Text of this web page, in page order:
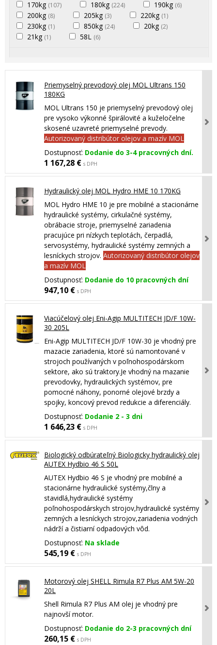
170kg (107) 180kg (224) 190kg (6)
200kg (8) 205kg (3) 220kg (1)
230kg (1) 850kg (24) 20kg (2)
21kg (1) 58L (6)
Priemyselný prevodový olej MOL Ultrans 150
180KG
MOL Ultrans 150 je priemyselný prevodový olej
pre vysoko výkonné špirálovité a kuželočelne
skosené uzavreté priemyselné prevody.
Autorizovaný distribútor olejov a mazív MOL
Dostupnosť: Dodanie do 3-4 pracovných dní.
1 167,28 € s DPH
Hydraulický olej MOL Hydro HME 10 170KG
MOL Hydro HME 10 je pre mobilné a stacionárne
hydraulické systémy, cirkulačné systémy,
obrábacie stroje, priemyselné zariadenia
pracujúce pri nízkych teplotách, čerpadlá,
servosystémy, hydraulické systémy zemných a
lesníckych strojov. Autorizovaný distribútor olejov
a mazív MOL
Dostupnosť: Dodanie do 10 pracovných dní
947,10 € s DPH
Viacúčelový olej Eni-Agip MULTITECH JD/F 10W-
30 205L
Eni-Agip MULTITECH JD/F 10W-30 je vhodný pre
mazacie zariadenia, ktoré sú namontované v
strojoch používaných v poľnohospodárskom
sektore, ako sú traktory.Je vhodný na mazanie
prevodovky, hydraulických systémov, pre
pomocné náhony, ponorné olejové brzdy a
spojky, koncový prevod redukcie a diferenciály.
Dostupnosť: Dodanie 2 - 3 dni
1 646,23 € s DPH
Biologický odbúrateľný Biologicky hydraulický olej
AUTEX Hydbio 46 S 50L
AUTEX Hydbio 46 S je vhodný pre mobilné a
stacionárne hydraulické systémy,člny a
stavidlá,hydraulické systémy
poľnohospodárskych strojov,hydraulické systémy
zemných a lesníckych strojov,zariadenia vodných
nádrží a čistiarní odpadových vôd.
Dostupnosť: Na sklade
545,19 € s DPH
Motorový olej SHELL Rimula R7 Plus AM 5W-20
20L
Shell Rimula R7 Plus AM olej je vhodný pre
najnovší motor.
Dostupnosť: Dodanie do 2-3 pracovných dní
260,15 € s DPH